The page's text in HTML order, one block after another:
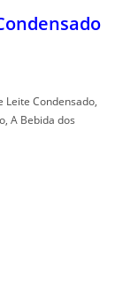
Leite Condensado,
A Bebida dos